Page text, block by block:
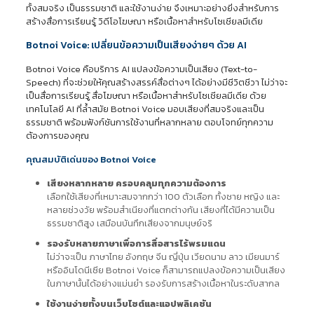
ทั้งสมจริง เป็นธรรมชาติ และใช้งานง่าย จึงเหมาะอย่างยิ่งสำหรับการ
สร้างสื่อการเรียนรู้ วิดีโอโฆษณา หรือเนื้อหาสำหรับโซเชียลมีเดีย
Botnoi Voice: เปลี่ยนข้อความเป็นเสียงง่ายๆ ด้วย AI
Botnoi Voice คือบริการ AI แปลงข้อความเป็นเสียง (Text-to-
Speech) ที่จะช่วยให้คุณสร้างสรรค์สื่อต่างๆ ได้อย่างมีชีวิตชีวา ไม่ว่าจะ
เป็นสื่อการเรียนรู้ สื่อโฆษณา หรือเนื้อหาสำหรับโซเชียลมีเดีย ด้วย
เทคโนโลยี AI ที่ล้ำสมัย Botnoi Voice มอบเสียงที่สมจริงและเป็น
ธรรมชาติ พร้อมฟังก์ชันการใช้งานที่หลากหลาย ตอบโจทย์ทุกความ
ต้องการของคุณ
คุณสมบัติเด่นของ Botnoi Voice
เสียงหลากหลาย ครอบคลุมทุกความต้องการ
เลือกใช้เสียงที่เหมาะสมจากกว่า 100 ตัวเลือก ทั้งชาย หญิง และ
หลายช่วงวัย พร้อมสำเนียงที่แตกต่างกัน เสียงที่ได้มีความเป็น
ธรรมชาติสูง เสมือนบันทึกเสียงจากมนุษย์จริ
รองรับหลายภาษาเพื่อการสื่อสารไร้พรมแดน
ไม่ว่าจะเป็น ภาษาไทย อังกฤษ จีน ญี่ปุ่น เวียดนาม ลาว เมียนมาร์
หรืออินโดนีเซีย Botnoi Voice ก็สามารถแปลงข้อความเป็นเสียง
ในภาษานั้นได้อย่างแม่นยำ รองรับการสร้างเนื้อหาในระดับสากล
ใช้งานง่ายทั้งบนเว็บไซต์และแอปพลิเคชัน